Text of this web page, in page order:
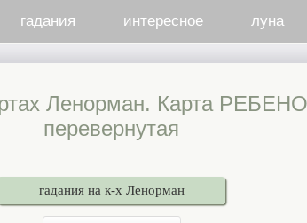
гадания интересное луна
Ленорман. Карта
перевернутая
гадания на к-х Ленорман